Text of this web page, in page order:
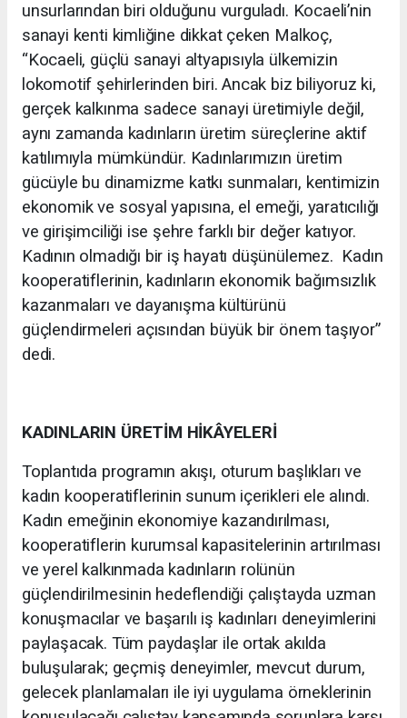
unsurlarından biri olduğunu vurguladı. Kocaeli’nin
sanayi kenti kimliğine dikkat çeken Malkoç,
“Kocaeli, güçlü sanayi altyapısıyla ülkemizin
lokomotif şehirlerinden biri. Ancak biz biliyoruz ki,
gerçek kalkınma sadece sanayi üretimiyle değil,
aynı zamanda kadınların üretim süreçlerine aktif
katılımıyla mümkündür. Kadınlarımızın üretim
gücüyle bu dinamizme katkı sunmaları, kentimizin
ekonomik ve sosyal yapısına, el emeği, yaratıcılığı
ve girişimciliği ise şehre farklı bir değer katıyor.
Kadının olmadığı bir iş hayatı düşünülemez. Kadın
kooperatiflerinin, kadınların ekonomik bağımsızlık
kazanmaları ve dayanışma kültürünü
güçlendirmeleri açısından büyük bir önem taşıyor”
dedi.
KADINLARIN ÜRETİM HİKÂYELERİ
Toplantıda programın akışı, oturum başlıkları ve
kadın kooperatiflerinin sunum içerikleri ele alındı.
Kadın emeğinin ekonomiye kazandırılması,
kooperatiflerin kurumsal kapasitelerinin artırılması
ve yerel kalkınmada kadınların rolünün
güçlendirilmesinin hedeflendiği çalıştayda uzman
konuşmacılar ve başarılı iş kadınları deneyimlerini
paylaşacak. Tüm paydaşlar ile ortak akılda
buluşularak; geçmiş deneyimler, mevcut durum,
gelecek planlamaları ile iyi uygulama örneklerinin